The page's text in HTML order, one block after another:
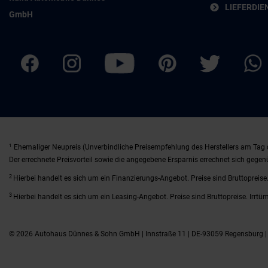
GmbH
1
Ehemaliger Neupreis (Unverbindliche Preisempfehlung des Herstellers am Tag
Der errechnete Preisvorteil sowie die angegebene Ersparnis errechnet sich
2 Hierbei handelt es sich um ein Finanzierungs-Angebot. Preise sind
3 Hierbei handelt es sich um ein Leasing-Angebot. Preise sind Bruttopreise.
© 2026 Autohaus Dünnes & Sohn GmbH | Innstraße 11 | DE-93059 Regensburg